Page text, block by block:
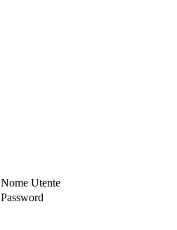
Nome Utente
Password